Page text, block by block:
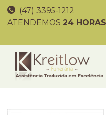
(47) 3395-1212
ATENDEMOS 24 HORAS